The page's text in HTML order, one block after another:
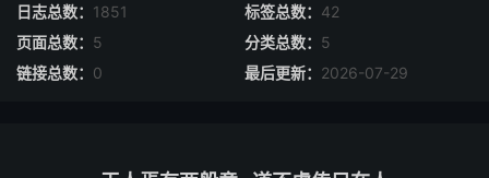
失物 ：世事乱纷纷，失物恐难寻，小失能挡
祸，不见也称心，小物有瓦石藏之
日志总数： 1851 标签总数： 42
页面总数： 5 分类总数： 5
链接总数： 0 最后更新： 2026-07-29